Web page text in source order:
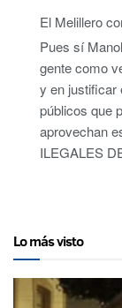
El Melillero
Pues sí
gente como
y en justificar
públicos que
aprovechan
ILEGALES
Lo más visto